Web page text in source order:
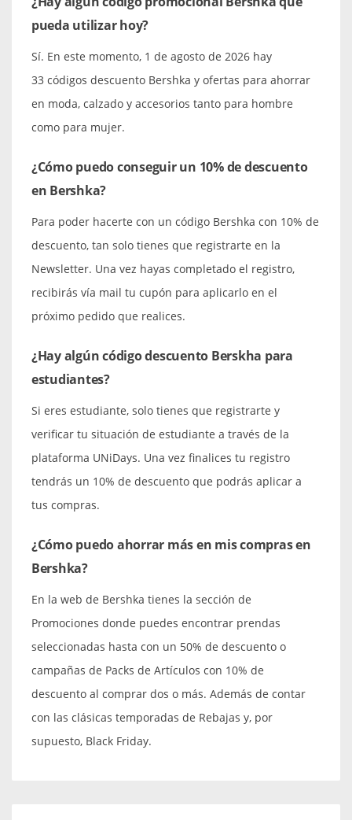
pueda utilizar hoy?
Sí. En este momento, 1 de agosto de 2026 hay
33 códigos descuento Bershka y ofertas para ahorrar
en moda, calzado y accesorios tanto para hombre
como para mujer.
¿Cómo puedo conseguir un 10% de descuento
en Bershka?
Para poder hacerte con un código Bershka con 10% de
descuento, tan solo tienes que registrarte en la
Newsletter. Una vez hayas completado el registro,
recibirás vía mail tu cupón para aplicarlo en el
próximo pedido que realices.
¿Hay algún código descuento Berskha para
estudiantes?
Si eres estudiante, solo tienes que registrarte y
verificar tu situación de estudiante a través de la
plataforma UNiDays. Una vez finalices tu registro
tendrás un 10% de descuento que podrás aplicar a
tus compras.
¿Cómo puedo ahorrar más en mis compras en
Bershka?
En la web de Bershka tienes la sección de
Promociones donde puedes encontrar prendas
seleccionadas hasta con un 50% de descuento o
campañas de Packs de Artículos con 10% de
descuento al comprar dos o más. Además de contar
con las clásicas temporadas de Rebajas y, por
supuesto, Black Friday.